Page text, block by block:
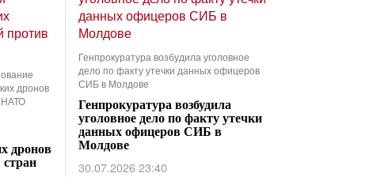
дронов
НАТО
дронов
Генпрокуратура возбудила уголовное
дело по факту утечки данных офицеров
СИБ в Молдове
Генпрокуратура возбудила
уголовное дело по факту утечки
данных офицеров СИБ в
Молдове
30.07.2026 23:40